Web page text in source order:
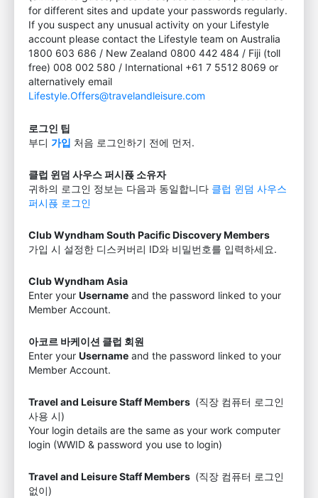
for different sites and update your passwords regularly.
If you suspect any unusual activity on your Lifestyle
account please contact the Lifestyle team on Australia
1800 603 686 / New Zealand 0800 442 484 / Fiji (toll
free) 008 002 580 / International +61 7 5512 8069 or
alternatively email
Lifestyle.Offers@travelandleisure.com
로그인 팁
부디 가입 처음 로그인하기 전에 먼저.
클럽 윈덤 사우스 퍼시픉 소유자
귀하의 로그인 정보는 다음과 동일합니다 클럽 윈덤 사우스
퍼시픉 로그인
Club Wyndham South Pacific Discovery Members
가입 시 설정한 디스커버리 ID와 비밀번호를 입력하세요.
Club Wyndham Asia
Enter your Username and the password linked to your
Member Account.
아코르 바케이션 클럽 회원
Enter your Username and the password linked to your
Member Account.
Travel and Leisure Staff Members (직장 컴퓨터 로그인
사용 시)
Your login details are the same as your work computer
login (WWID & password you use to login)
Travel and Leisure Staff Members (직장 컴퓨터 로그인
없이)